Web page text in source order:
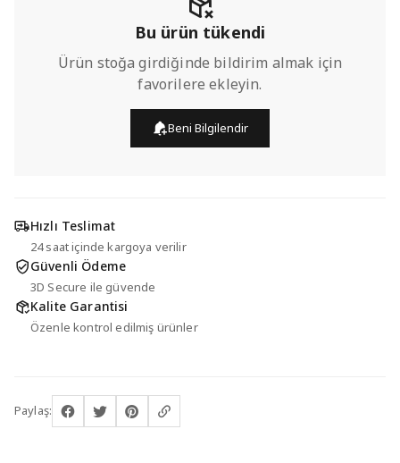
Bu ürün tükendi
Ürün stoğa girdiğinde bildirim almak için
favorilere ekleyin.
Beni Bilgilendir
Hızlı Teslimat
24 saat içinde kargoya verilir
Güvenli Ödeme
3D Secure ile güvende
Kalite Garantisi
Özenle kontrol edilmiş ürünler
Paylaş: